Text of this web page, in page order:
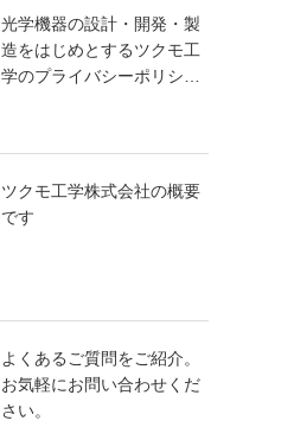
光学機器の設計・開発・製
造をはじめとするツクモ工
学のプライバシーポリシ…
ツクモ工学株式会社の概要
です
よくあるご質問をご紹介。
お気軽にお問い合わせくだ
さい。